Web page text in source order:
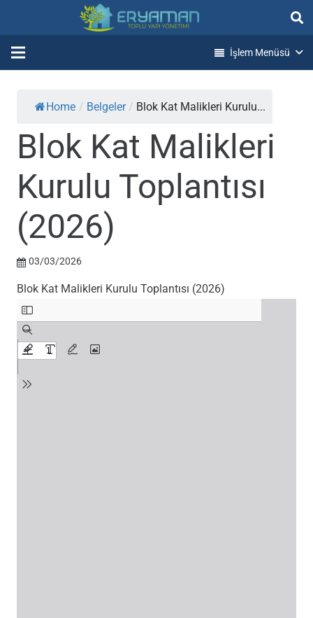
İşlem Menüsü
Home / Belgeler / Blok Kat Malikleri Kurulu...
Blok Kat Malikleri
Kurulu Toplantısı
(2026)
03/03/2026
Blok Kat Malikleri Kurulu Toplantısı (2026)